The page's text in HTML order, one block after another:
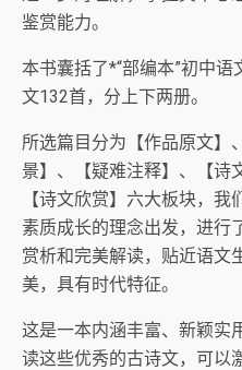
鉴赏能力。
本书囊括了*“部编本”初中
文132首，分上下两册。
所选篇目分为【作品原文】
景】、【疑难注释】、【诗
【诗文欣赏】六大板块，
素质成长的理念出发，进行
赏析和完美解读，贴近语文
美，具有时代特征。
这是一本内涵丰富、新颖实
读这些优秀的古诗文，可以